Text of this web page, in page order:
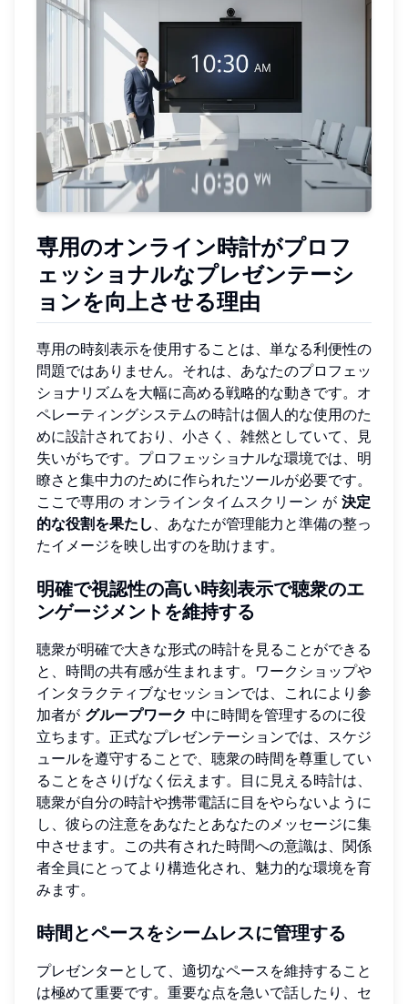
専用のオンライン時計がプロフ
ェッショナルなプレゼンテーシ
ョンを向上させる理由
専用の時刻表示を使用することは、単なる利便性の
問題ではありません。それは、あなたのプロフェッ
ショナリズムを大幅に高める戦略的な動きです。オ
ペレーティングシステムの時計は個人的な使用のた
めに設計されており、小さく、雑然としていて、見
失いがちです。プロフェッショナルな環境では、明
瞭さと集中力のために作られたツールが必要です。
ここで専用の オンラインタイムスクリーン が 決定
的な役割を果たし 、あなたが管理能力と準備の整っ
たイメージを映し出すのを助けます。
明確で視認性の高い時刻表示で聴衆のエ
ンゲージメントを維持する
聴衆が明確で大きな形式の時計を見ることができる
と、時間の共有感が生まれます。ワークショップや
インタラクティブなセッションでは、これにより参
加者が グループワーク 中に時間を管理するのに役
立ちます。正式なプレゼンテーションでは、スケジ
ュールを遵守することで、聴衆の時間を尊重してい
ることをさりげなく伝えます。目に見える時計は、
聴衆が自分の時計や携帯電話に目をやらないように
し、彼らの注意をあなたとあなたのメッセージに集
中させます。この共有された時間への意識は、関係
者全員にとってより構造化され、魅力的な環境を育
みます。
時間とペースをシームレスに管理する
プレゼンターとして、適切なペースを維持すること
は極めて重要です。重要な点を急いで話したり、セ